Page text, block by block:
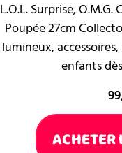
L.O.L. Surprise,
Poupée 27cm
lumineux,
enfants
ACHETER